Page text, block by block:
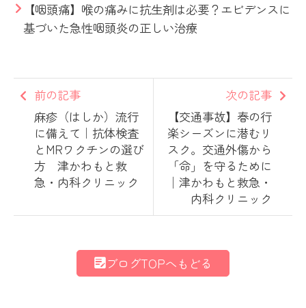
【咽頭痛】喉の痛みに抗生剤は必要？エビデンスに
基づいた急性咽頭炎の正しい治療
前の記事
麻疹（はしか）流行
に備えて｜抗体検査
とMRワクチンの選び
方 津かわもと救
急・内科クリニック
次の記事
【交通事故】春の行
楽シーズンに潜むリ
スク。交通外傷から
「命」を守るために
│津かわもと救急・
内科クリニック
ブログTOPへもどる